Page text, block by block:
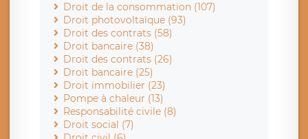
Droit de la consommation (107)
Droit photovoltaïque (93)
Droit des contrats (58)
Droit bancaire (38)
Droit des contrats (26)
Droit bancaire (25)
Droit immobilier (23)
Pompe à chaleur (13)
Responsabilité civile (8)
Droit social (7)